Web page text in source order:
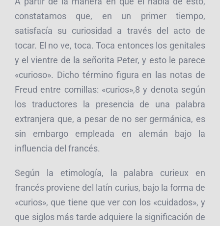
constatamos que, en un primer tiempo,
satisfacía su curiosidad a través del acto de
tocar. El no ve, toca. Toca entonces los genitales
y el vientre de la señorita Peter, y esto le parece
«curioso». Dicho término figura en las notas de
Freud entre comillas: «curios»,8 y denota según
los traductores la presencia de una palabra
extranjera que, a pesar de no ser germánica, es
sin embargo empleada en alemán bajo la
influencia del francés.
Según la etimología, la palabra curieux en
francés proviene del latín curius, bajo la forma de
«curios», que tiene que ver con los «cuidados», y
que siglos más tarde adquiere la significación de